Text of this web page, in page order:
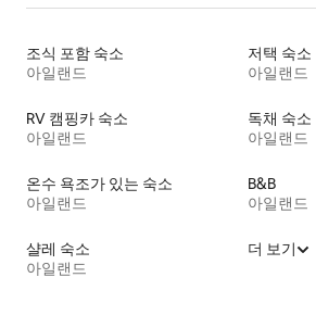
조식 포함 숙소
아일랜드
저택 숙소
아일랜드
RV 캠핑카 숙소
아일랜드
독채 숙소
아일랜드
온수 욕조가 있는 숙소
아일랜드
B&B
아일랜드
샬레 숙소
아일랜드
더 보기